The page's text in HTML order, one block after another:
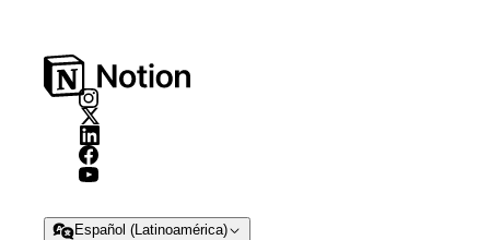
Español (Latinoamérica)